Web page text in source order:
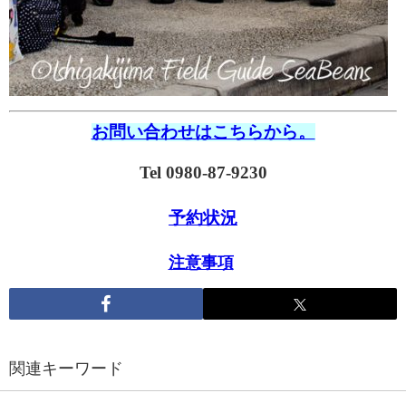
お問い合わせはこちらから。
Tel 0980-87-9230
予約状況
注意事項
関連キーワード